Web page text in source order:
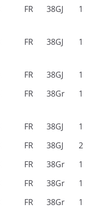
FR 38GJ 1
FR 38GJ 1
FR 38GJ 1
FR 38Gr 1
FR 38GJ 1
FR 38GJ 2
FR 38Gr 1
FR 38Gr 1
FR 38Gr 1